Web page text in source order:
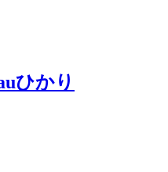
ひかり